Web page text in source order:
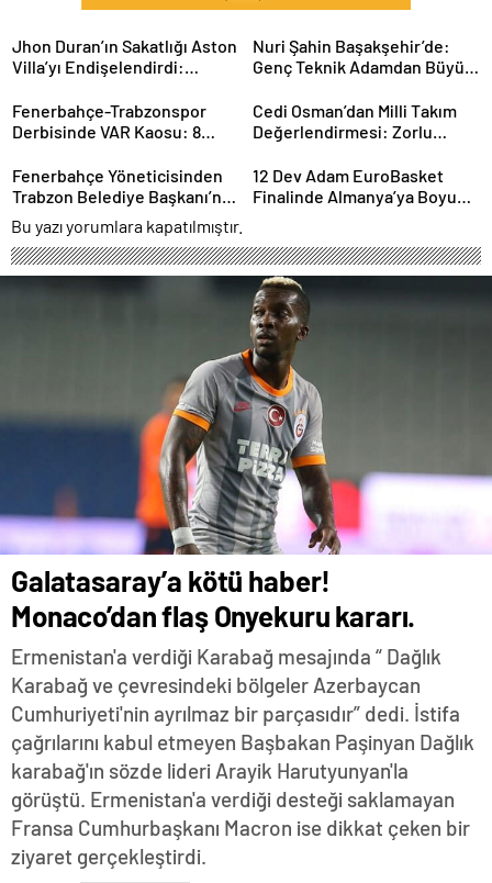
Jhon Duran’ın Sakatlığı Aston
Villa’yı Endişelendirdi:
Nuri Şahin Başakşehir’de:
Genç Teknik Adamdan Büyük
Fenerbahçe-Trabzonspor
Derbisinde VAR Kaosu: 8
Cedi Osman’dan Milli Takım
Değerlendirmesi: Zorlu
Hedefler
Fenerbahçe Yöneticisinden
Trabzon Belediye Başkanı’na
Sert Sözler: Gerginlik
Tırmanıyor
12 Dev Adam EuroBasket
Finalinde Almanya’ya Boyun
Bu yazı yorumlara kapatılmıştır.
Galatasaray’a kötü haber!
Monaco’dan flaş Onyekuru kararı.
Ermenistan'a verdiği Karabağ mesajında “ Dağlık
Karabağ ve çevresindeki bölgeler Azerbaycan
Cumhuriyeti'nin ayrılmaz bir parçasıdır” dedi. İstifa
çağrılarını kabul etmeyen Başbakan Paşinyan Dağlık
karabağ'ın sözde lideri Arayik Harutyunyan'la
görüştü. Ermenistan'a verdiği desteği saklamayan
Fransa Cumhurbaşkanı Macron ise dikkat çeken bir
ziyaret gerçekleştirdi.